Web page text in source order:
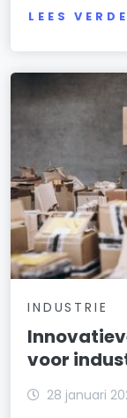
LEES
INDUSTRIE
voor
28 januari